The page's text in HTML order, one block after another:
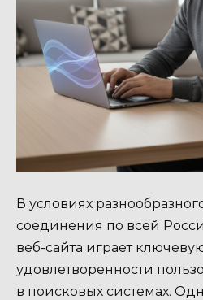
В условиях
соединения по всей
веб-сайта играет
удовлетворенности
в поисковых системах.